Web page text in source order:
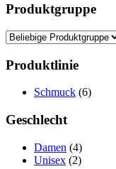
Produktgruppe
Produktlinie
Schmuck (6)
Geschlecht
Damen (4)
Unisex (2)